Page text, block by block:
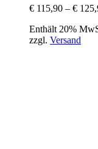
€ 115,90 – €
Enthält 20%
zzgl. Versand